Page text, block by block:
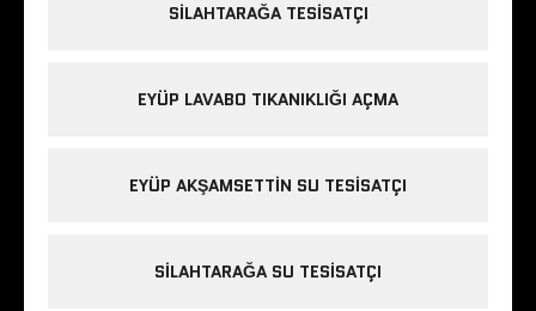
SILAHTARAĞA TESISATÇI
EYÜP LAVABO TIKANIKLIĞI AÇMA
EYÜP AKŞAMSETTIN SU TESISATÇI
SILAHTARAĞA SU TESISATÇI